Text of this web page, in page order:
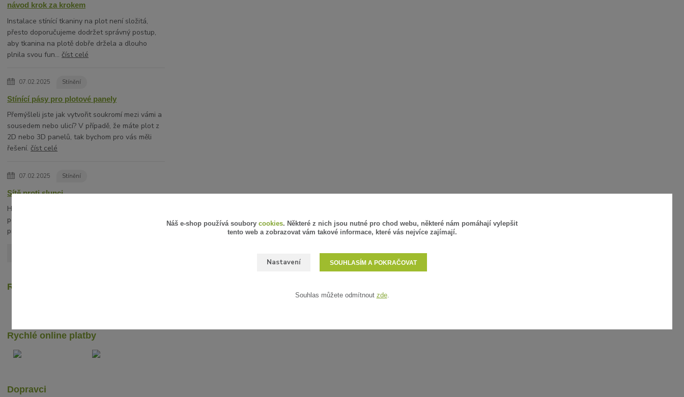
návod krok za krokem
Instalace stínící tkaniny na plot není složitá,
přesto doporučujeme dodržet správný postup,
aby tkanina na plotě dobře držela a dlouho
plnila svou fun...číst celé
07.02.2025 Stínění
Stínící pásy pro plotové panely
Přemýšleli jste jak vytvořit soukromí mezi vámi a
sousedem nebo ulicí? V případě, že máte plot z
2D nebo 3D panelů, tak bychom pro vás měli
řešení.číst celé
07.02.2025 Stínění
Sítě proti slunci
Hledáte vhodnou alternativu slunečníku? V
posledních letech získávají na oblibě stínící sítě
proti slunci.
Recenze zákazníků
Rychlé online platby
Dopravci
Náš e-shop používá soubory cookies. Některé z nich jsou nutné pro chod webu, některé nám pomáhají vylepšit
tento web a zobrazovat vám takové informace, které vás nejvíce zajímají.
Nastavení SOUHLASÍM A POKRAČOVAT
Souhlas můžete odmítnout zde.